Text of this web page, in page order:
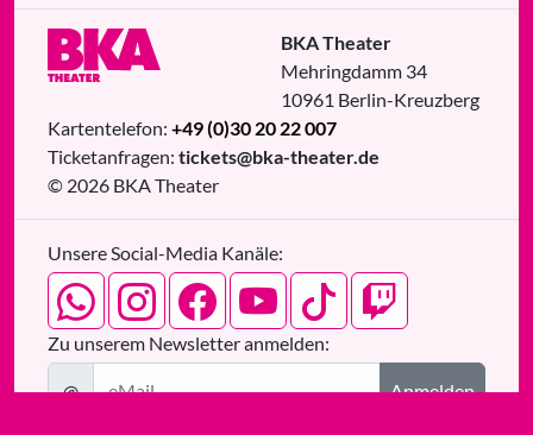
BKA Theater
Mehringdamm 34
10961 Berlin-Kreuzberg
Kartentelefon: +49 (0)30 20 22 007
Ticketanfragen: tickets@bka-theater.de
© 2026 BKA Theater
Unsere Social-Media Kanäle:
Zu unserem Newsletter anmelden:
@
Anmelden